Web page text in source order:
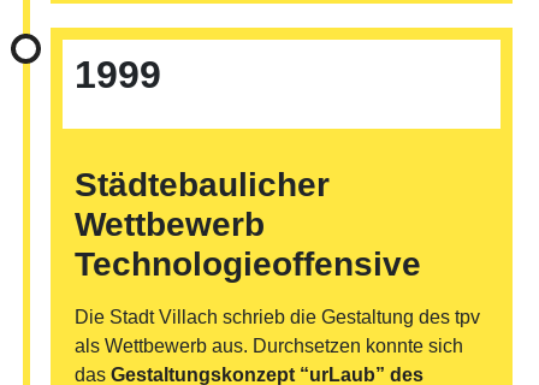
1999
Städtebaulicher
Wettbewerb
Technologieoffensive
Die Stadt Villach schrieb die Gestaltung des tpv
als Wettbewerb aus. Durchsetzen konnte sich
dasGestaltungskonzept “urLaub” des